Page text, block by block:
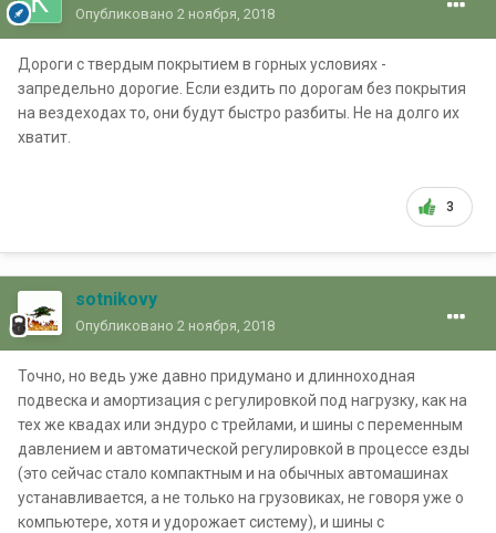
Опубликовано 2 ноября, 2018
Дороги с твердым покрытием в горных условиях -
запредельно дорогие. Если ездить по дорогам без покрытия
на вездеходах то, они будут быстро разбиты. Не на долго их
хватит.
3
sotnikovy
Опубликовано 2 ноября, 2018
Точно, но ведь уже давно придумано и длинноходная
подвеска и амортизация с регулировкой под нагрузку, как на
тех же квадах или эндуро с трейлами, и шины с переменным
давлением и автоматической регулировкой в процессе езды
(это сейчас стало компактным и на обычных автомашинах
устанавливается, а не только на грузовиках, не говоря уже о
компьютере, хотя и удорожает систему), и шины с